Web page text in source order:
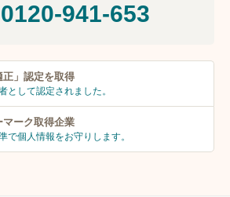
0120-941-653
」 認定を取得
として認定されました。
マーク取得企業
で個人情報をお守りします。